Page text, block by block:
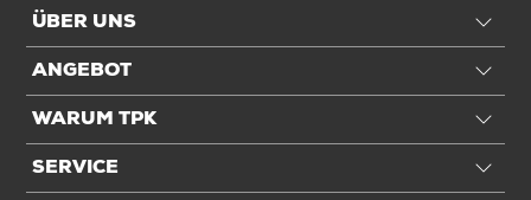
ÜBER UNS
ANGEBOT
WARUM TPK
SERVICE